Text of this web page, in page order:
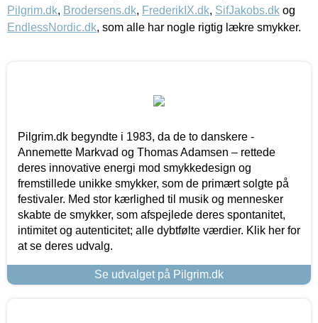
Pilgrim.dk, Brodersens.dk, FrederikIX.dk, SifJakobs.dk og
EndlessNordic.dk, som alle har nogle rigtig lækre smykker.
Pilgrim.dk begyndte i 1983, da de to danskere -
Annemette Markvad og Thomas Adamsen – rettede
deres innovative energi mod smykkedesign og
fremstillede unikke smykker, som de primært solgte på
festivaler. Med stor kærlighed til musik og mennesker
skabte de smykker, som afspejlede deres spontanitet,
intimitet og autenticitet; alle dybtfølte værdier. Klik her for
at se deres udvalg.
Se udvalget på Pilgrim.dk